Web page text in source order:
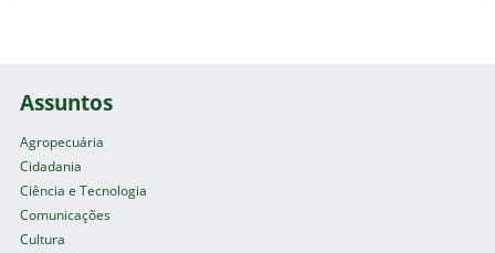
Assuntos
Agropecuária
Cidadania
Ciência e Tecnologia
Comunicações
Cultura